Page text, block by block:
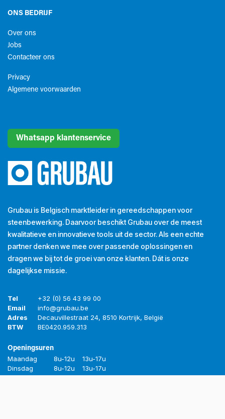
ONS BEDRIJF
Over ons
Jobs
Contacteer ons
Privacy
Algemene voorwaarden​
Whatsapp klantenservice
Grubau is Belgisch marktleider in gereedschappen voor
steenbewerking. Daarvoor beschikt Grubau over de meest
kwalitatieve en innovatieve tools uit de sector. Als een echte
partner denken we mee over passende oplossingen en
dragen we bij tot de groei van onze klanten. Dát is onze
dagelijkse missie.
Tel
+32 (0) 56 43 99 00
Email
info@grubau.be
Adres
Decauvillestraat 24, 8510 Kortrijk, België
BTW
BE0420.959.313
Openingsuren
Maandag 8u-12u
13u-17u
Dinsdag
8u-12u
13u-17u
Woensdag
8u-12u
13u-17u